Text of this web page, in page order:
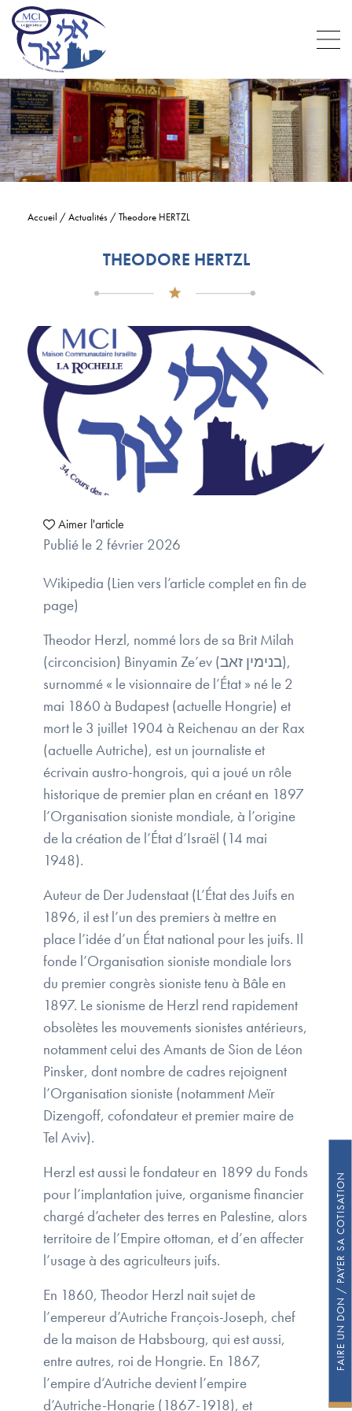
FAIRE UN DON / PAYER SA COTISATION
Accueil /Actualités /Theodore HERTZL
THEODORE HERTZL
Aimer l'article
Publié le 2 février 2026
Wikipedia (Lien vers l’article complet en fin de
page)
Theodor Herzl, nommé lors de sa Brit Milah
(circoncision) Binyamin Ze’ev (בנימין זאב),
surnommé « le visionnaire de l’État » né le 2
mai 1860 à Budapest (actuelle Hongrie) et
mort le 3 juillet 1904 à Reichenau an der Rax
(actuelle Autriche), est un journaliste et
écrivain austro-hongrois, qui a joué un rôle
historique de premier plan en créant en 1897
l’Organisation sioniste mondiale, à l’origine
de la création de l’État d’Israël (14 mai
1948).
Auteur de Der Judenstaat (L’État des Juifs en
1896, il est l’un des premiers à mettre en
place l’idée d’un État national pour les juifs. Il
fonde l’Organisation sioniste mondiale lors
du premier congrès sioniste tenu à Bâle en
1897. Le sionisme de Herzl rend rapidement
obsolètes les mouvements sionistes antérieurs,
notamment celui des Amants de Sion de Léon
Pinsker, dont nombre de cadres rejoignent
l’Organisation sioniste (notamment Meïr
Dizengoff, cofondateur et premier maire de
Tel Aviv).
Herzl est aussi le fondateur en 1899 du Fonds
pour l’implantation juive, organisme financier
chargé d’acheter des terres en Palestine, alors
territoire de l’Empire ottoman, et d’en affecter
l’usage à des agriculteurs juifs.
En 1860, Theodor Herzl nait sujet de
l’empereur d’Autriche François-Joseph, chef
de la maison de Habsbourg, qui est aussi,
entre autres, roi de Hongrie. En 1867,
l’empire d’Autriche devient l’empire
d’Autriche-Hongrie (1867-1918), et